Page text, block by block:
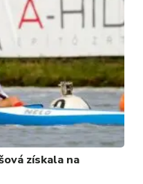
získala na